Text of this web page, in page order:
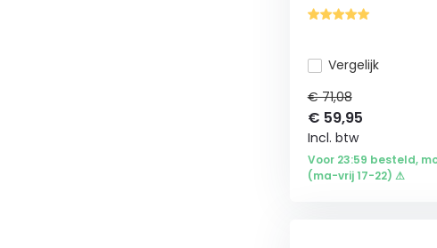
Vergelijk
€ 71,08
€ 59,95
Incl. btw
Voor 23:59 besteld,
(ma-vrij 17-22) ⚠